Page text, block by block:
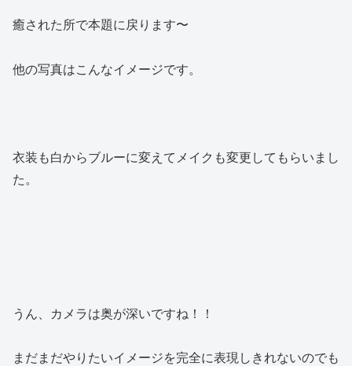
癒された所で本題に戻ります〜
他の写真はこんなイメージです。
衣装も白からブルーに変えてメイクも変更してもらいまし
た。
うん、カメラは奥が深いですね！！
まだまだやりたいイメージを完全に表現しきれないのでも